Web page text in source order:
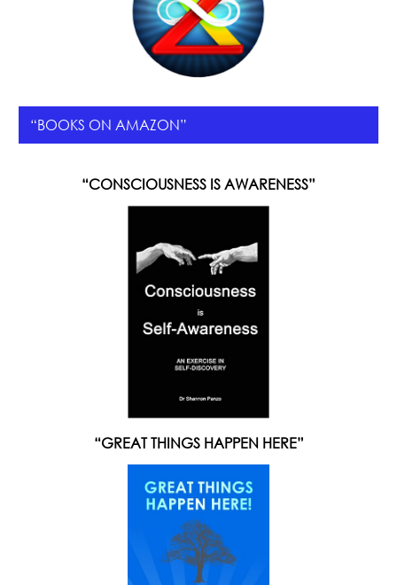
“BOOKS ON AMAZON”
“CONSCIOUSNESS IS AWARENESS”
“GREAT THINGS HAPPEN HERE”